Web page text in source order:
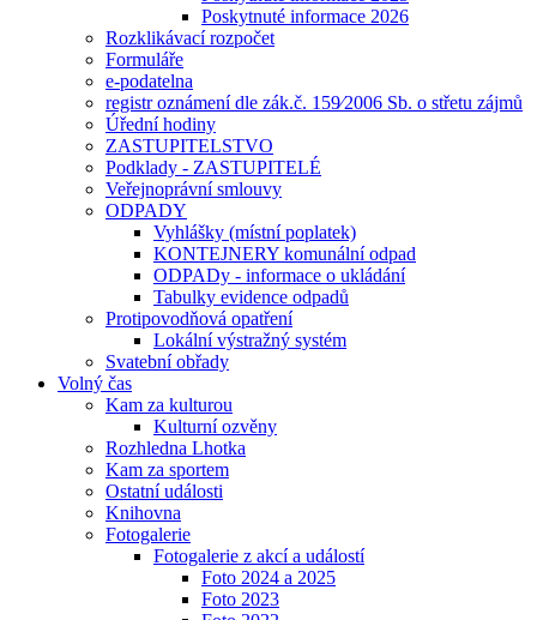
Poskytnuté informace 2026
Rozklikávací rozpočet
Formuláře
e-podatelna
registr oznámení dle zák.č. 159⁄2006 Sb. o střetu zájmů
Úřední hodiny
ZASTUPITELSTVO
Podklady - ZASTUPITELÉ
Veřejnoprávní smlouvy
ODPADY
Vyhlášky (místní poplatek)
KONTEJNERY komunální odpad
ODPADy - informace o ukládání
Tabulky evidence odpadů
Protipovodňová opatření
Lokální výstražný systém
Svatební obřady
Volný čas
Kam za kulturou
Kulturní ozvěny
Rozhledna Lhotka
Kam za sportem
Ostatní události
Knihovna
Fotogalerie
Fotogalerie z akcí a událostí
Foto 2024 a 2025
Foto 2023